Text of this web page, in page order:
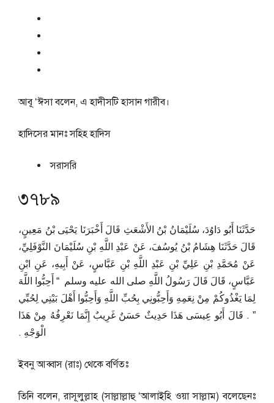
আবূ ‘ঈসা বলেন, এ হাদীসটি হাসান গারীব।
হাদিসের মানঃসহিহ হাদিস
সরাসরি
৩৭৮৯
حَدَّثَنَا أَبُو دَاوُدَ، سُلَيْمَانُ بْنُ الأَشْعَثِ قَالَ أَخْبَرَنَا يَحْيَى بْنُ مَعِينٍ،
قَالَ حَدَّثَنَا هِشَامُ بْنُ يُوسُفَ، عَنْ عَبْدِ اللَّهِ بْنِ سُلَيْمَانَ النَّوْفَلِيِّ،
عَنْ مُحَمَّدِ بْنِ عَلِيِّ بْنِ عَبْدِ اللَّهِ بْنِ عَبَّاسٍ، عَنْ أَبِيهِ، عَنِ ابْنِ
عَبَّاسٍ، قَالَ قَالَ رَسُولُ اللَّهِ صلى الله عليه وسلم ‏ “‏ أَحِبُّوا اللَّهَ
لِمَا يَغْذُوكُمْ مِنْ نِعَمِهِ وَأَحِبُّونِي بِحُبِّ اللَّهِ وَأَحِبُّوا أَهْلَ بَيْتِي لِحُبِّي
‏”‏ ‏.‏ قَالَ أَبُو عِيسَى هَذَا حَدِيثٌ حَسَنٌ غَرِيبٌ إِنَّمَا نَعْرِفُهُ مِنْ هَذَا
الْوَجْهِ ‏.‏
ইবনু আব্বাস (রাঃ) থেকে বর্ণিতঃ
তিনি বলেন, রাসূলুল্লাহ (সাল্লাল্লাহু ‘আলাইহি ওয়া সাল্লাম) বলেছেনঃ